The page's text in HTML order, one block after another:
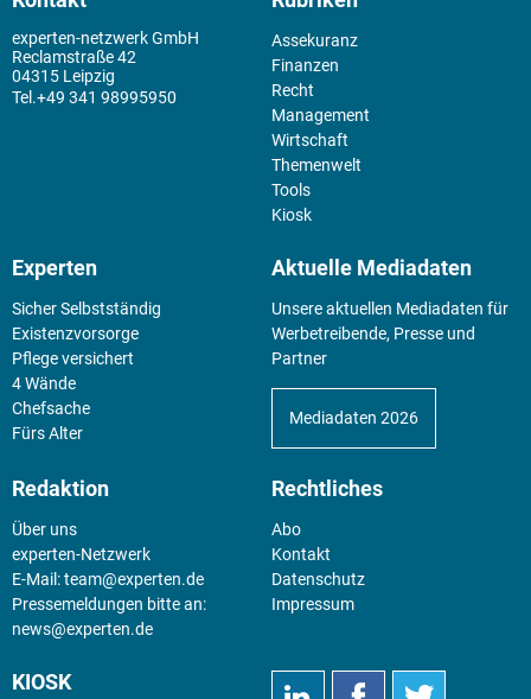
experten-netzwerk GmbH
Reclamstraße 42
04315 Leipzig
+49 341 98995950
Assekuranz
Finanzen
Recht
Management
Wirtschaft
Themenwelt
Tools
Kiosk
Experten
Sicher Selbstständig
Existenz­vorsorge
Pflege versichert
4 Wände
Chefsache
Fürs Alter
Aktuelle Mediadaten
Unsere aktuellen Mediadaten für
Werbetreibende, Presse und
Partner
Mediadaten 2026
Redaktion
Über uns
experten-Netzwerk
E-Mail:team@experten.de
Pressemeldungen bitte an:
news@experten.de
Rechtliches
Abo
Kontakt
Datenschutz
Impressum
KIOSK